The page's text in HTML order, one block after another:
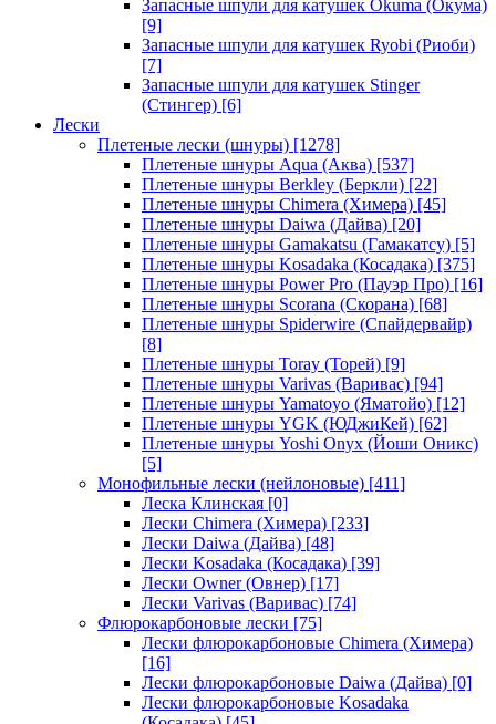
Запасные шпули для катушек Okuma (Окума)
[9]
Запасные шпули для катушек Ryobi (Риоби)
[7]
Запасные шпули для катушек Stinger
(Стингер) [6]
Лески
Плетеные лески (шнуры) [1278]
Плетеные шнуры Aqua (Аква) [537]
Плетеные шнуры Berkley (Беркли) [22]
Плетеные шнуры Chimera (Химера) [45]
Плетеные шнуры Daiwa (Дайва) [20]
Плетеные шнуры Gamakatsu (Гамакатсу) [5]
Плетеные шнуры Kosadaka (Косадака) [375]
Плетеные шнуры Power Pro (Пауэр Про) [16]
Плетеные шнуры Scorana (Скорана) [68]
Плетеные шнуры Spiderwire (Спайдервайр)
[8]
Плетеные шнуры Toray (Торей) [9]
Плетеные шнуры Varivas (Варивас) [94]
Плетеные шнуры Yamatoyo (Яматойо) [12]
Плетеные шнуры YGK (ЮДжиКей) [62]
Плетеные шнуры Yoshi Onyx (Йоши Оникс)
[5]
Монофильные лески (нейлоновые) [411]
Леска Клинская [0]
Лески Chimera (Химера) [233]
Лески Daiwa (Дайва) [48]
Лески Kosadaka (Косадака) [39]
Лески Owner (Овнер) [17]
Лески Varivas (Варивас) [74]
Флюрокарбоновые лески [75]
Лески флюрокарбоновые Chimera (Химера)
[16]
Лески флюрокарбоновые Daiwa (Дайва) [0]
Лески флюрокарбоновые Kosadaka